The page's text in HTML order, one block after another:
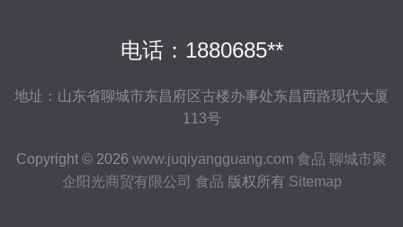
电话：1880685**
地址：山东省聊城市东昌府区古楼办事处东昌西路现代大厦
113号
Copyright © 2026 www.juqiyangguang.com 食品 聊城市聚
企阳光商贸有限公司 食品 版权所有 Sitemap